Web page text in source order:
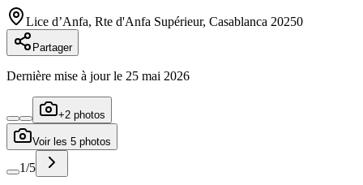
Lice d’Anfa, Rte d'Anfa Supérieur, Casablanca 20250
Partager
Dernière mise à jour le 25 mai 2026
+2 photos
Voir les 5 photos
1/5